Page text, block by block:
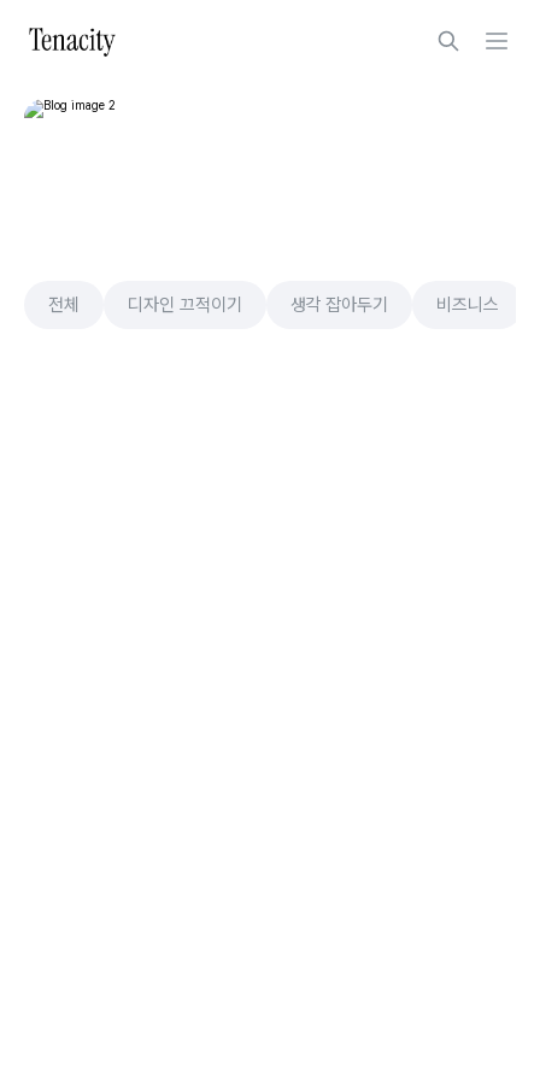
전체 디자인 끄적이기 생각 잡아두기 비즈니스